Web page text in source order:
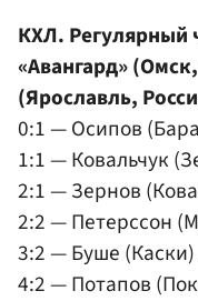
КХЛ. Регулярный
«Авангард»
(Ярославль,
0:1 — Осипов
1:1 — Ковальчук
2:1 — Зернов
2:2 — Петерссон
3:2 — Буше
4:2 — Потапов